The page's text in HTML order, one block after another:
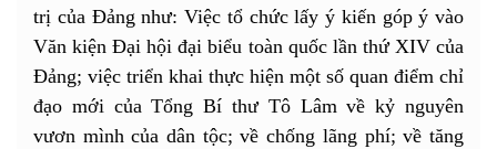
trị của Đảng như: Việc tổ chức lấy ý kiến góp ý vào
Văn kiện Đại hội đại biểu toàn quốc lần thứ XIV của
Đảng; việc triển khai thực hiện một số quan điểm chỉ
đạo mới của Tổng Bí thư Tô Lâm về kỷ nguyên
vươn mình của dân tộc; về chống lãng phí; về tăng